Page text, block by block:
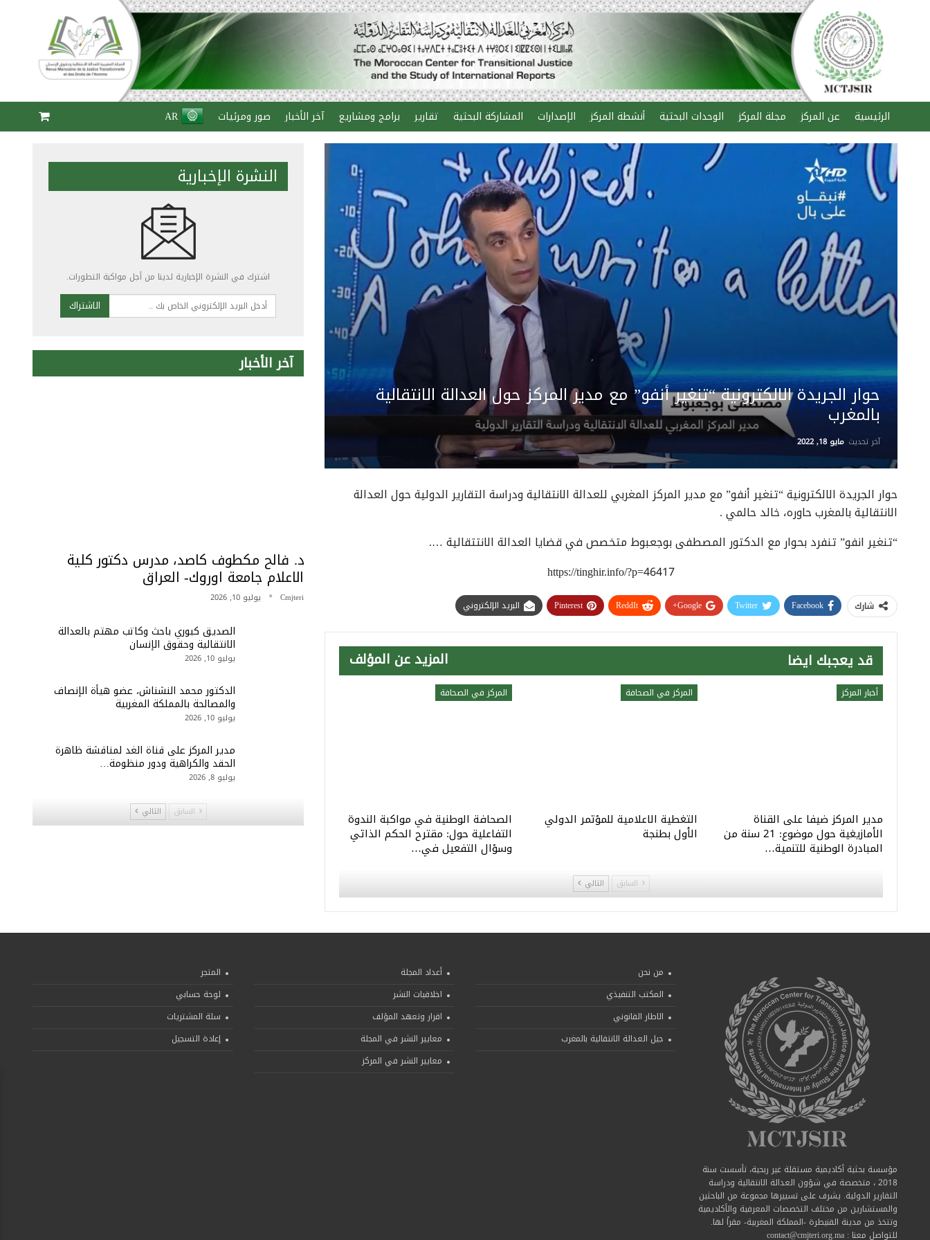
الرئيسية عن المركز مجلة المركز الوحدات البحثية أنشطة المركز الإصدارات المشاركة البحثية تقارير برامج ومشاريع آخر الأخبار صور ومرئيات AR
حوار الجريدة الالكترونية “تنغير أنفو” مع مدير المركز حول العدالة الانتقالية
بالمغرب
آخر تحديث مايو 18, 2022
حوار الجريدة الالكترونية “تنغير أنفو” مع مدير المركز المغربي للعدالة الانتقالية ودراسة التقارير الدولية حول العدالة
الانتقالية بالمغرب حاوره، خالد حالمي .
“تنغیر انفو” تنفرد بحوار مع الدکتور المصطفی بوجعبوط متخصص في قضایا العدالة الانتتقالیة ….
https://tinghir.info/?p=46417
شارك Facebook
Twitter
Google+
ReddIt
Pinterest البريد الإلكتروني
قد يعجبك ايضا المزيد عن المؤلف
أخبار المركز
مدير المركز ضيفا على القناة
الأمازيغية حول موضوع: 21 سنة من
المبادرة الوطنية للتنمية…
المركز في الصحافة
التغطية الاعلامية للمؤتمر الدولي
الأول بطنجة
المركز في الصحافة
الصحافة الوطنية في مواكبة الندوة
التفاعلية حول: مقترح الحكم الذاتي
وسؤال التفعيل في…
السابق التالي
النشرة الإخبارية
اشترك في النشرة الإخبارية لدينا من أجل مواكبة التطورات.
الاشتراك
آخر الأخبار
د. فالح مكطوف كاصد، مدرس دكتور كلية
الاعلام جامعة اوروك- العراق
Cmjteri يوليو 10, 2026
الصديق كبوري باحث وكاتب مهتم بالعدالة
الانتقالية وحقوق الإنسان
يوليو 10, 2026
الدكتور محمد النشناش، عضو هيأة الإنصاف
والمصالحة بالمملكة المغربية
يوليو 10, 2026
مدير المركز على قناة الغد لمناقشة ظاهرة
الحقد والكراهية ودور منظومة…
يوليو 8, 2026
السابق التالي
مؤسسة بحثية أكاديمية مستقلة غير ربحية، تأسست سنة
2018 ، متخصصة في شؤون العدالة الانتقالية ودراسة
التقارير الدولية. يشرف على تسييرها مجموعة من الباحثين
والمستشارين من مختلف التخصصات المعرفية والأكاديمية
وتتخذ من مدينة القنيطرة -المملكة المغربية- مقراً لها.
للتواصل معنا : contact@cmjteri.org.ma
من نحن
المكتب التنفيذي
الاطار القانوني
جيل العدالة الانتقالية بالمغرب
أعداد المجلة
اخلاقيات النشر
اقرار وتعهد المؤلف
معايير النشر في المجلة
معايير النشر في المركز
المتجر
لوحة حسابي
سلة المشتريات
إعادة التسجيل